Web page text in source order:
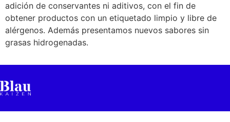
adición de conservantes ni aditivos, con el fin de
obtener productos con un etiquetado limpio y libre de
alérgenos. Además presentamos nuevos sabores sin
grasas hidrogenadas.